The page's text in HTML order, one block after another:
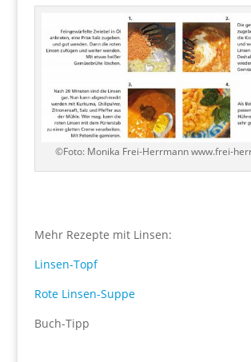
©Foto: Monika Frei-Herrmann www.frei-
Mehr Rezepte mit Linsen:
Linsen-Topf
Rote Linsen-Suppe
Buch-Tipp